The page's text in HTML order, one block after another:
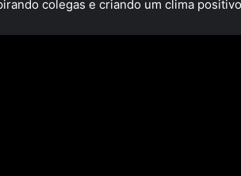
colegas e criando um clima